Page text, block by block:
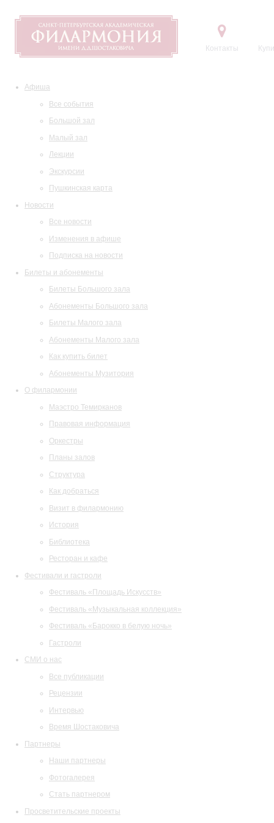
Контакты
Афиша
Все события
Большой зал
Малый зал
Лекции
Экскурсии
Пушкинская карта
Новости
Все новости
Изменения в афише
Подписка на новости
Билеты и абонементы
Билеты Большого зала
Абонементы Большого зала
Билеты Малого зала
Абонементы Малого зала
Как купить билет
Абонементы Музитория
О филармонии
Маэстро Темирканов
Правовая информация
Оркестры
Планы залов
Структура
Как добраться
Визит в филармонию
История
Библиотека
Ресторан и кафе
Фестивали и гастроли
Фестиваль «Площадь Искусств»
Фестиваль «Музыкальная коллекция»
Фестиваль «Барокко в белую ночь»
Гастроли
СМИ о нас
Все публикации
Рецензии
Интервью
Время Шостаковича
Партнеры
Наши партнеры
Фотогалерея
Стать партнером
Просветительские проекты